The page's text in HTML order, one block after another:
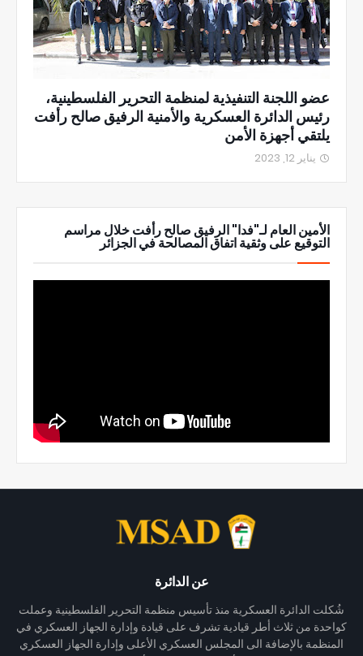
عضو اللجنة التنفيذية لمنظمة التحرير الفلسطينية،
رئيس الدائرة العسكرية والأمنية الرفيق صالح رأفت
يلتقي أجهزة الأمن
يناير 12, 2023
الأمين العام لـ"فدا" الرفيق صالح رأفت خلال مراسم
التوقيع على وثقية اتفاق المصالحة في الجزائر
عن الدائرة
شُكلت الدائرة العسكرية منذ تأسيس منظمة التحرير الفلسطينية وعملت
كواحدة من ثلاث أطر قيادية تشرف على قيادة وإدارة الجهاز العسكري في
المنظمة بالإضافة الى المجلس العسكري الأعلى وإدارة الجهاز العسكري